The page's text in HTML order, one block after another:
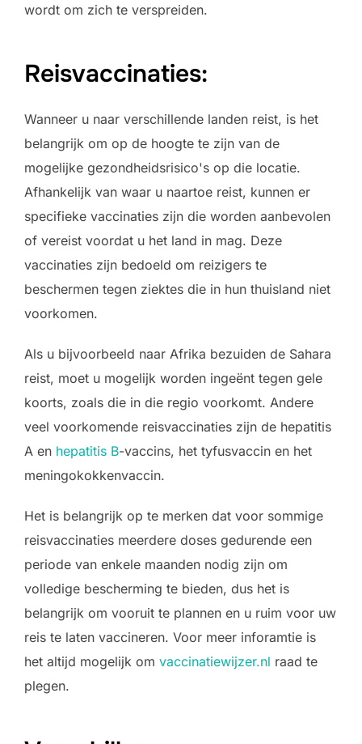
wordt om zich te verspreiden.
Reisvaccinaties:
Wanneer u naar verschillende landen reist, is het
belangrijk om op de hoogte te zijn van de
mogelijke gezondheidsrisico's op die locatie.
Afhankelijk van waar u naartoe reist, kunnen er
specifieke vaccinaties zijn die worden aanbevolen
of vereist voordat u het land in mag. Deze
vaccinaties zijn bedoeld om reizigers te
beschermen tegen ziektes die in hun thuisland niet
voorkomen.
Als u bijvoorbeeld naar Afrika bezuiden de Sahara
reist, moet u mogelijk worden ingeënt tegen gele
koorts, zoals die in die regio voorkomt. Andere
veel voorkomende reisvaccinaties zijn de hepatitis
A en hepatitis B-vaccins, het tyfusvaccin en het
meningokokkenvaccin.
Het is belangrijk op te merken dat voor sommige
reisvaccinaties meerdere doses gedurende een
periode van enkele maanden nodig zijn om
volledige bescherming te bieden, dus het is
belangrijk om vooruit te plannen en u ruim voor uw
reis te laten vaccineren. Voor meer inforamtie is
het altijd mogelijk om vaccinatiewijzer.nl raad te
plegen.